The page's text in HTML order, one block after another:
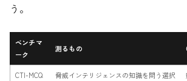
う。
ベンチマ
ーク
測るもの
CTI-MCQ
脅威インテリジェンスの知識を問う選択